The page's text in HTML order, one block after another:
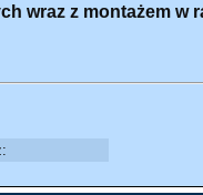
wraz z montażem w